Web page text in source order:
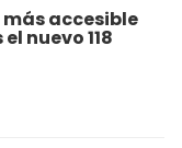
más accesible
nuevo 118